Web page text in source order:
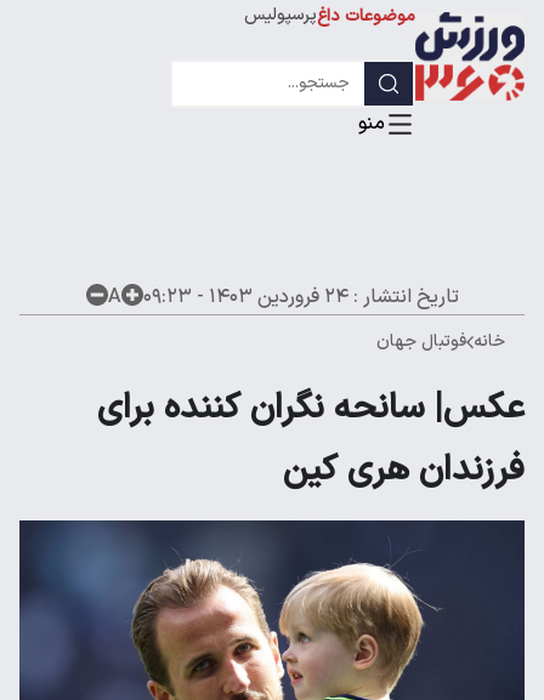
موضوعات داغپرسپولیس
لیگ قهرمانان
تاریخ انتشار :۲۴ فروردین ۱۴۰۳ - ۰۹:۲۳ A
خانه فوتبال جهان
عکس| سانحه نگران کننده برای
فرزندان هری کین